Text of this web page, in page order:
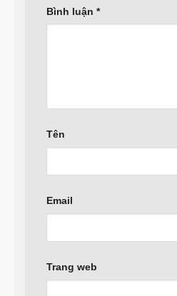
Bình luận *
Tên
Email
Trang web